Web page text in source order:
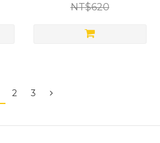
NT$620
2 3